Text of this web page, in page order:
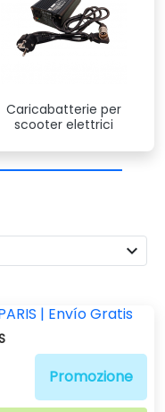
Caricabatterie per
scooter elettrici
expand_more
Promozione